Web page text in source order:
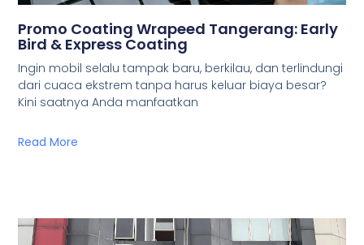
Promo Coating Wrapeed Tangerang: Early
Bird & Express Coating
Ingin mobil selalu tampak baru, berkilau, dan terlindungi
dari cuaca ekstrem tanpa harus keluar biaya besar?
Kini saatnya Anda manfaatkan
Read More